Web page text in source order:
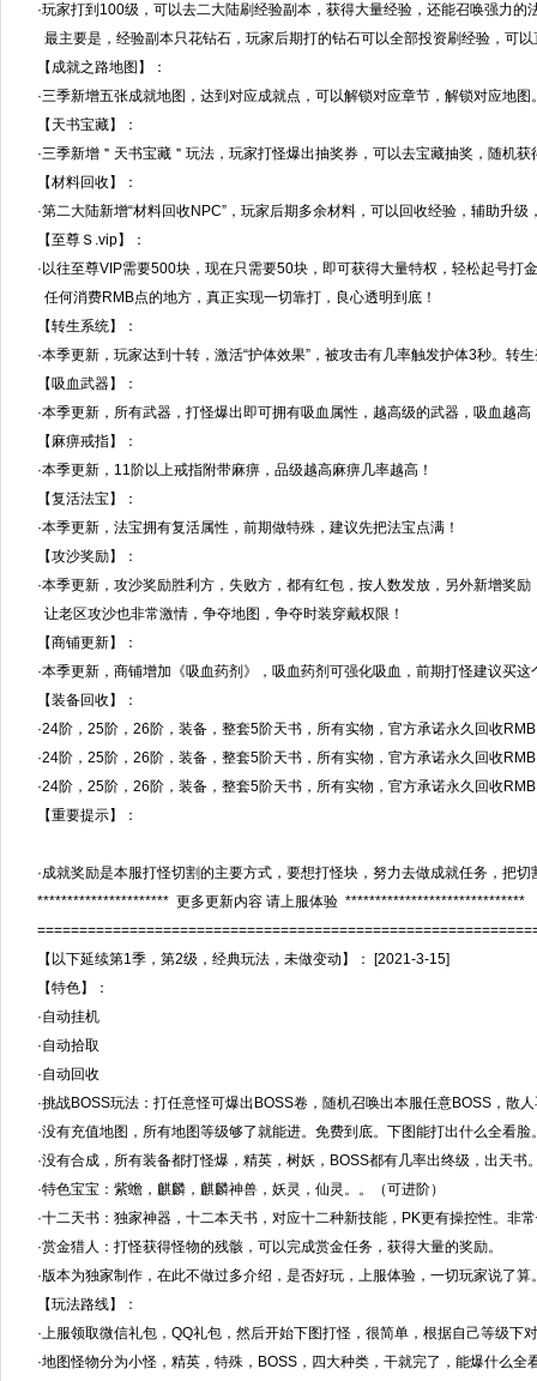
·玩家打到100级，可以去二大陆刷经验副本，获得大量经验，还能召唤强力的
最主要是，经验副本只花钻石，玩家后期打的钻石可以全部投资刷经验，可
【成就之路地图】：
·三季新增五张成就地图，达到对应成就点，可以解锁对应章节，解锁对应地图
【天书宝藏】：
·三季新增＂天书宝藏＂玩法，玩家打怪爆出抽奖券，可以去宝藏抽奖，随机
【材料回收】：
·第二大陆新增“材料回收NPC”，玩家后期多余材料，可以回收经验，辅助升
【至尊Ｓ.vip】：
·以往至尊VIP需要500块，现在只需要50块，即可获得大量特权，轻松起号打
任何消费RMB点的地方，真正实现一切靠打，良心透明到底！
【转生系统】：
·本季更新，玩家达到十转，激活“护体效果”，被攻击有几率触发护体3秒。转
【吸血武器】：
·本季更新，所有武器，打怪爆出即可拥有吸血属性，越高级的武器，吸血越
【麻痹戒指】：
·本季更新，11阶以上戒指附带麻痹，品级越高麻痹几率越高！
【复活法宝】：
·本季更新，法宝拥有复活属性，前期做特殊，建议先把法宝点满！
【攻沙奖励】：
·本季更新，攻沙奖励胜利方，失败方，都有红包，按人数发放，另外新增奖
让老区攻沙也非常激情，争夺地图，争夺时装穿戴权限！
【商铺更新】：
·本季更新，商铺增加《吸血药剂》，吸血药剂可强化吸血，前期打怪建议买这
【装备回收】：
·24阶，25阶，26阶，装备，整套5阶天书，所有实物，官方承诺永久回收
·24阶，25阶，26阶，装备，整套5阶天书，所有实物，官方承诺永久回收
·24阶，25阶，26阶，装备，整套5阶天书，所有实物，官方承诺永久回收
【重要提示】：
·成就奖励是本服打怪切割的主要方式，要想打怪块，努力去做成就任务，把切
********************** 更多更新内容 请上服体验 ******************************
【以下延续第1季，第2级，经典玩法，未做变动】： [2021-3-15]
【特色】：
·自动挂机
·自动拾取
·自动回收
·挑战BOSS玩法：打任意怪可爆出BOSS卷，随机召唤出本服任意BOSS，散
·没有充值地图，所有地图等级够了就能进。免费到底。下图能打出什么全看脸
·没有合成，所有装备都打怪爆，精英，树妖，BOSS都有几率出终级，出天书
·特色宝宝：紫蟾，麒麟，麒麟神兽，妖灵，仙灵。。（可进阶）
·十二天书：独家神器，十二本天书，对应十二种新技能，PK更有操控性。非
·赏金猎人：打怪获得怪物的残骸，可以完成赏金任务，获得大量的奖励。
·版本为独家制作，在此不做过多介绍，是否好玩，上服体验，一切玩家说了算
【玩法路线】：
·上服领取微信礼包，QQ礼包，然后开始下图打怪，很简单，根据自己等级下
·地图怪物分为小怪，精英，特殊，BOSS，四大种类，干就完了，能爆什么全